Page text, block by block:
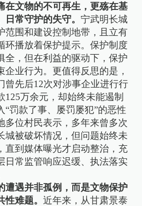
在文物的不可再生，更殇在基
日常守护的失守。宁武明长城
范围和建设控制地带，且立有
环播放着保护提示。保护制度
全，但在利益的驱动下，保护
企业行为。更值得反思的是，
曾先后12次对涉事企业进行行
125万余元，却始终未能遏制
“罚款了事、屡罚屡犯”的恶性
多位村民表示，多年来曾多次
城被破坏情况，但问题始终未
直到媒体曝光才启动整治，充
日常监管响应迟缓、执法落实
遭遇并非孤例，而是文物保护
性难题。近年来，从甘肃景泰